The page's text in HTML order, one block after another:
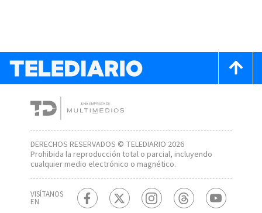
DERECHOS RESERVADOS © TELEDIARIO 2026
Prohibida la reproducción total o parcial, incluyendo
cualquier medio electrónico o magnético.
VISÍTANOS
EN